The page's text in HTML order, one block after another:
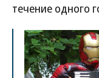
течение одного